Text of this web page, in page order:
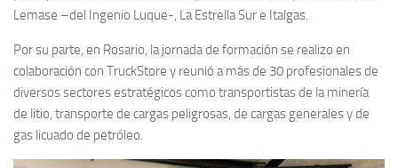
Lemase –del Ingenio Luque-, La Estrella Sur e Italgas.
Por su parte, en Rosario, la jornada de formación se realizo en
colaboración con TruckStore y reunió a más de 30 profesionales de
diversos sectores estratégicos como transportistas de la minería
de litio, transporte de cargas peligrosas, de cargas generales y de
gas licuado de petróleo.